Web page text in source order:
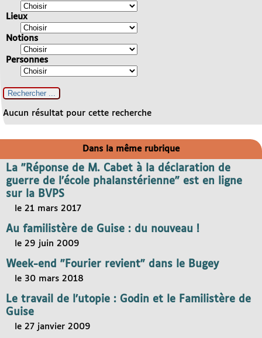
Lieux
Notions
Personnes
Aucun résultat pour cette recherche
Dans la même rubrique
La "Réponse de M. Cabet à la déclaration de
guerre de l’école phalanstérienne" est en ligne
sur la BVPS
le 21 mars 2017
Au familistère de Guise : du nouveau !
le 29 juin 2009
Week-end "Fourier revient" dans le Bugey
le 30 mars 2018
Le travail de l’utopie : Godin et le Familistère de
Guise
le 27 janvier 2009